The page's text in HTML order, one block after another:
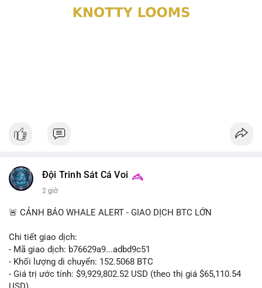
Đội Trinh Sát Cá Voi
2 giờ
🚨 CẢNH BÁO WHALE ALERT - GIAO DỊCH BTC LỚN
Chi tiết giao dịch:
- Mã giao dịch: b76629a9...adbd9c51
- Khối lượng di chuyển: 152.5068 BTC
- Giá trị ước tính: $9,929,802.52 USD (theo thị giá $65,110.54